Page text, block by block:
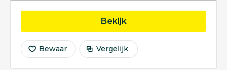
Bekijkopleiding Veiligheid en
Bewaar Vergelijk